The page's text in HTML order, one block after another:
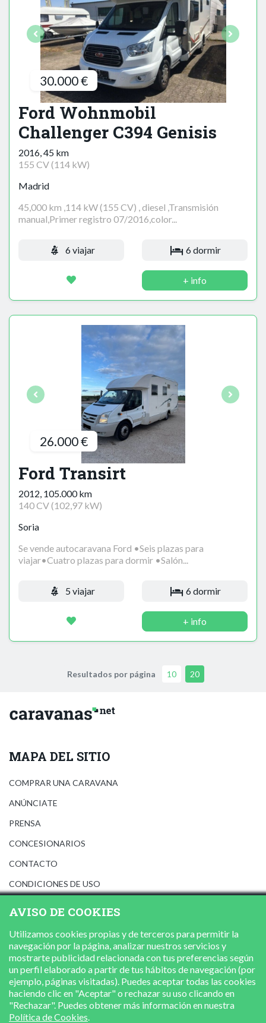
30.000 €
Ford Wohnmobil
Challenger C394 Genisis
2016, 45 km
155 CV (114 kW)
Madrid
45,000 km ,114 kW (155 CV) , diesel ,Transmisión
manual,Primer registro 07/2016,color...
6 viajar 6 dormir
+ info
26.000 €
Ford Transirt
2012, 105.000 km
140 CV (102,97 kW)
Soria
Se vende autocaravana Ford •Seis plazas para
viajar•Cuatro plazas para dormir •Salón...
5 viajar 6 dormir
+ info
Resultados por página 10 20
MAPA DEL SITIO
COMPRAR UNA CARAVANA
ANÚNCIATE
PRENSA
CONCESIONARIOS
CONTACTO
CONDICIONES DE USO
POLÍTICA DE COOKIES
AVISO DE COOKIES
Utilizamos cookies propias y de terceros para permitir la
navegación por la página, analizar nuestros servicios y
mostrarte publicidad relacionada con tus preferencias según
un perfil elaborado a partir de tus hábitos de navegación (por
ejemplo, páginas visitadas). Puedes aceptar todas las cookies
haciendo clic en "Aceptar" o rechazar su uso clicando en
"Rechazar". Puedes obtener más información en nuestra
Política de Cookies.